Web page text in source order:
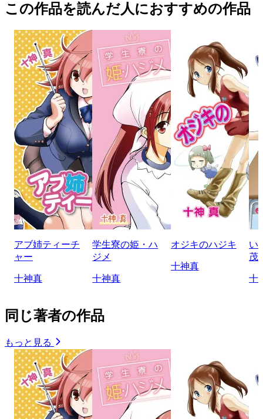
この作品を読んだ人におすすめの作品
アブ姉ティーチ
ャー
十神真
学生寮の姫・ハ
ジメ
十神真
オジキのハジキ
十神真
い
茂
十
同じ著者の作品
もっと見る